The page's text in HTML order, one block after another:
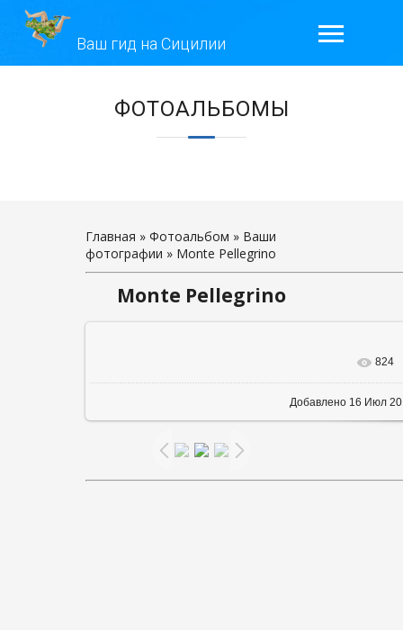
Ваш гид на Сицилии
ЭКСКУРСИИ
ОТЗЫВЫ
КОНТАКТЫ
ОБО МНЕ
Главная » Фотоальбом » Ваши
фотографии » Monte Pellegrino
Monte Pellegrino
В реальном824
Добавлено 16 Июл